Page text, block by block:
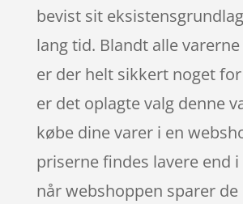
bevist sit
lang tid. Blandt alle
er der helt sikkert noget
er det oplagte valg denne
købe dine varer i en
priserne findes lavere end
når webshoppen sparer de